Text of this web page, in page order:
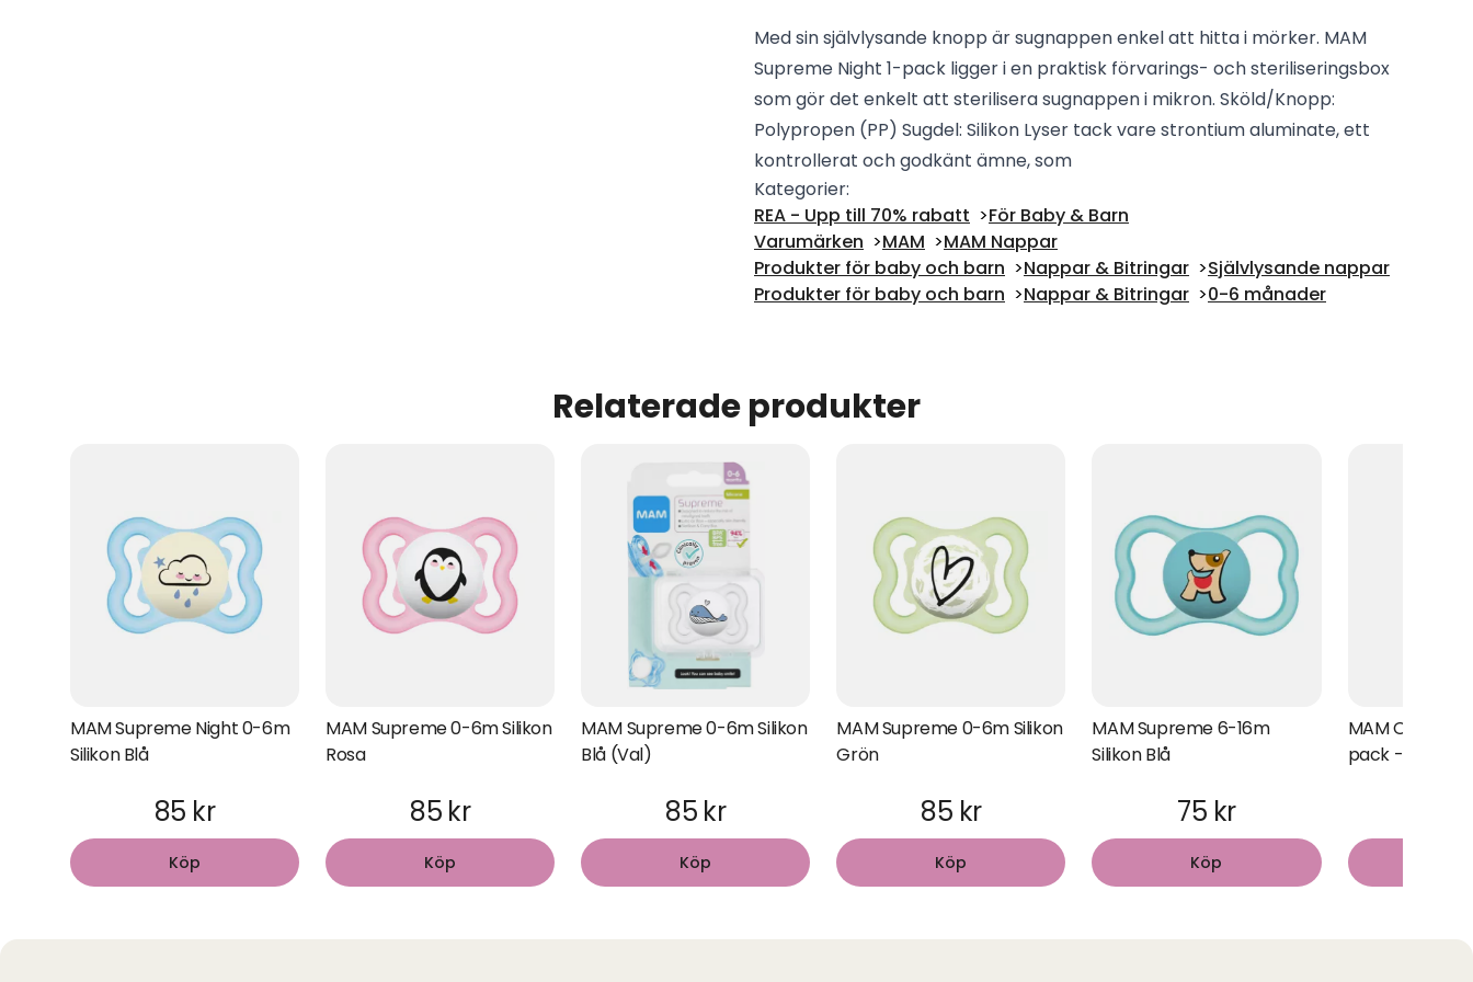
Med sin självlysande knopp är sugnappen enkel att hitta i mörker. MAM
Supreme Night 1-pack ligger i en praktisk förvarings- och steriliseringsbox
som gör det enkelt att sterilisera sugnappen i mikron. Sköld/Knopp:
Polypropen (PP) Sugdel: Silikon Lyser tack vare strontium aluminate, ett
kontrollerat och godkänt ämne, som
Kategorier:
REA - Upp till 70% rabatt
För Baby & Barn
Varumärken
MAM
MAM Nappar
Produkter för baby och barn
Nappar & Bitringar
Självlysande nappar
Produkter för baby och barn
Nappar & Bitringar 0-6 månader
Relaterade produkter
MAM Supreme Night 0-6m
Silikon Blå
85 kr
Köp
MAM Supreme 0-6m Silikon
Rosa
85 kr
Köp
MAM Supreme 0-6m Silikon
Blå (Val)
85 kr
Köp
MAM Supreme 0-6m Silikon
Grön
85 kr
Köp
MAM Supreme 6-16m
Silikon Blå
75 kr
Köp
MAM Original
pack - 0-6